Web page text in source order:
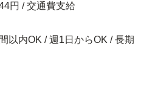
円 / 交通費支給
以内OK / 週1日からOK / 長期